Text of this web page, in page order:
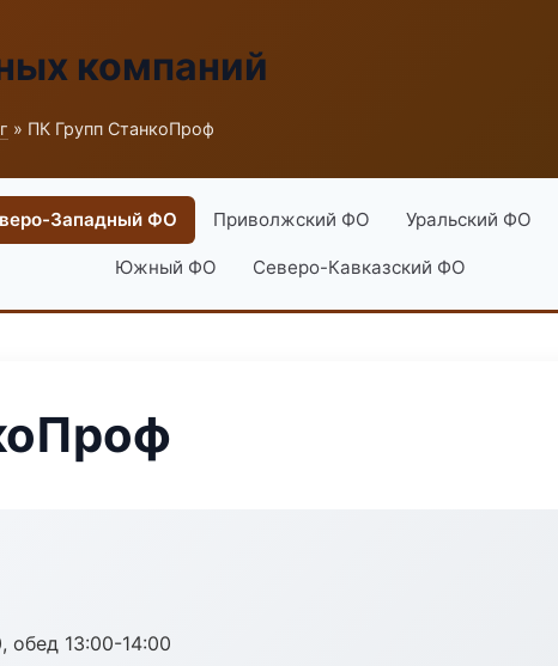
компаний
» ПК Групп СтанкоПроф
Западный ФО Приволжский ФО Уральский ФО
Южный ФО Северо-Кавказский ФО
обед 13:00-14:00